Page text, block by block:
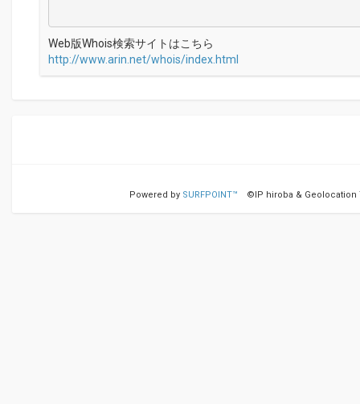
Web版Whois検索サイトはこちら
http://www.arin.net/whois/index.html
Powered by SURFPOINT™ ©IP hiroba & Geolocation